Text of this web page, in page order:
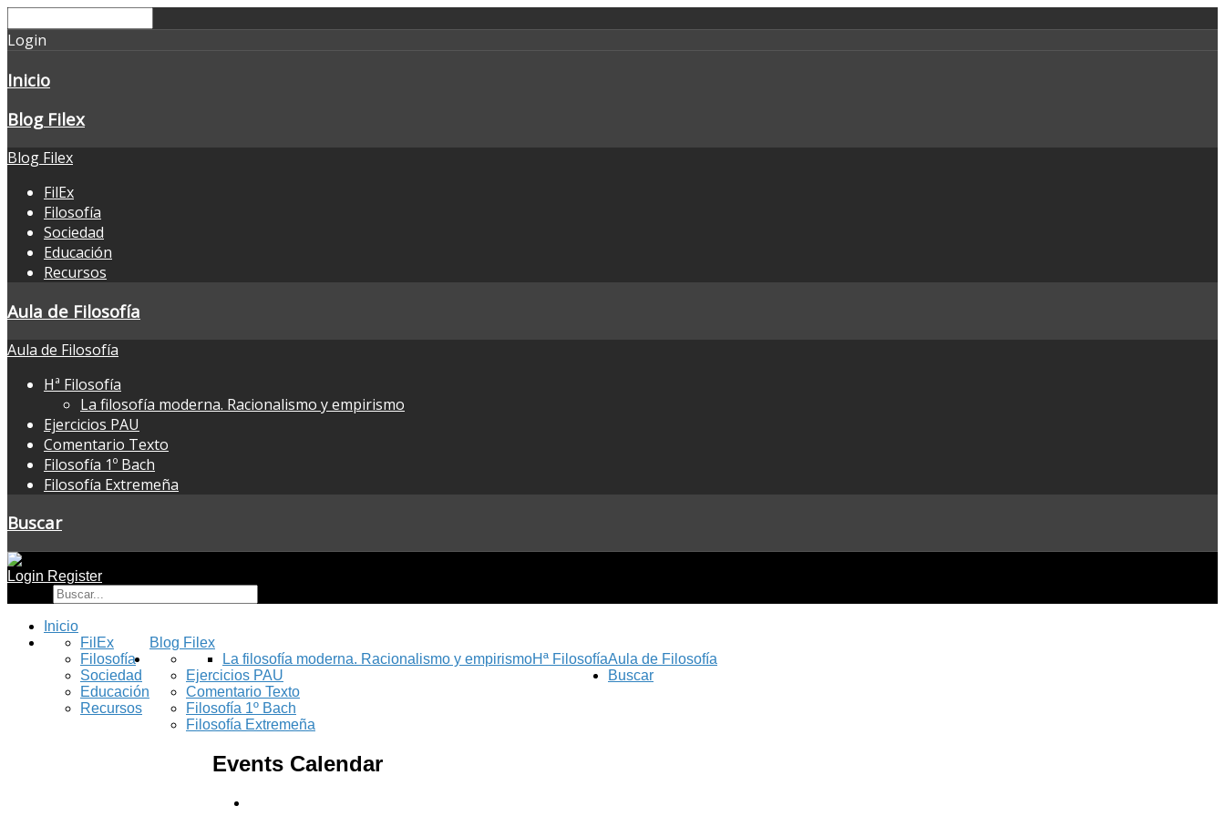
Login
Inicio
Blog Filex
Blog Filex
FilEx
Filosofía
Sociedad
Educación
Recursos
Aula de Filosofía
Aula de Filosofía
Hª Filosofía
La filosofía moderna. Racionalismo y empirismo
Ejercicios PAU
Comentario Texto
Filosofía 1º Bach
Filosofía Extremeña
Buscar
Login Register
Inicio
Blog Filex
FilEx
Filosofía
Sociedad
Educación
Recursos
Aula de Filosofía
Hª Filosofía
La filosofía moderna. Racionalismo y empirismo
Ejercicios PAU
Comentario Texto
Filosofía 1º Bach
Filosofía Extremeña
Buscar
Events Calendar